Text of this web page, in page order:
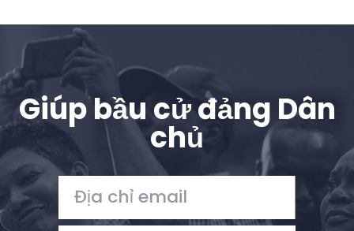
Giúp bầu cử đảng Dân
chủ